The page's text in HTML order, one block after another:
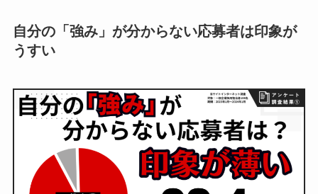
自分の「強み」が分からない応募者は印象が
うすい